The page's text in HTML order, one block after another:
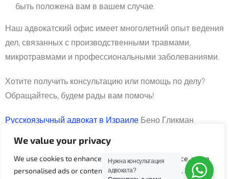
We value your privacy
We use cookies to enhance your browsing experience, serve
personalised ads or content, and analyse our traffic. By
быть положена вам в вашем случае.
Наш адвокатский офис имеет многолетний опыт ведения
дел, связанных с производственными травмами,
микротравмами и профессиональными заболеваниями.
Хотите получить консультацию или помощь по делу?
Обращайтесь, будем рады вам помочь!
Русскоязычный адвокат в Израиле Бено Гликман
☎ 03-613-5337 Факс: 03-6134158
📌 Рамат-Ган, ул. Жаботински 35 (Башни-близнецы 2, 5
Нужна консультация
адвоката?